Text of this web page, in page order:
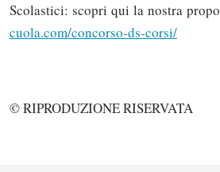
Scolastici: scopri qui la nostra
cuola.com/concorso-ds-corsi/
© RIPRODUZIONE RISERVATA